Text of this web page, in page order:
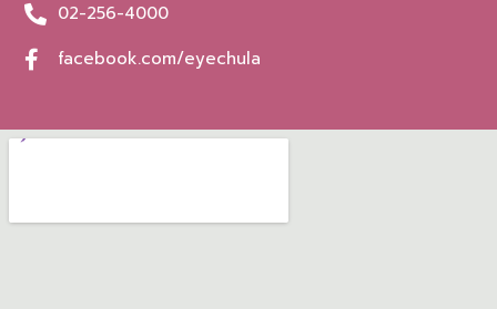
02-256-4000
facebook.com/eyechula